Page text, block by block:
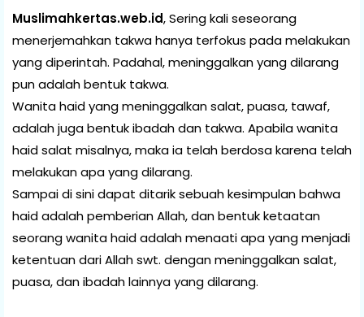
Muslimahkertas.web.id, Sering kali seseorang
menerjemahkan takwa hanya terfokus pada melakukan
yang diperintah. Padahal, meninggalkan yang dilarang
pun adalah bentuk takwa.
Wanita haid yang meninggalkan salat, puasa, tawaf,
adalah juga bentuk ibadah dan takwa. Apabila wanita
haid salat misalnya, maka ia telah berdosa karena telah
melakukan apa yang dilarang.
Sampai di sini dapat ditarik sebuah kesimpulan bahwa
haid adalah pemberian Allah, dan bentuk ketaatan
seorang wanita haid adalah menaati apa yang menjadi
ketentuan dari Allah swt. dengan meninggalkan salat,
puasa, dan ibadah lainnya yang dilarang.